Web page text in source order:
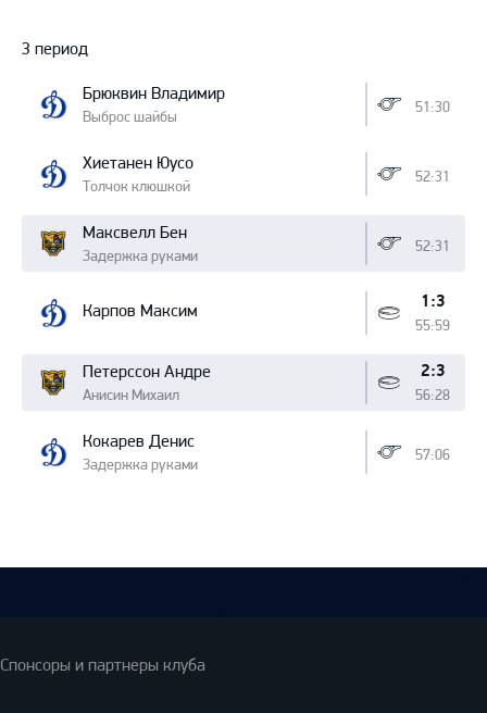
3 период
Брюквин Владимир
Выброс шайбы
51:30
Хиетанен Юусо
Толчок клюшкой
52:31
Максвелл Бен
Задержка руками
52:31
Карпов Максим 1:3
55:59
Петерссон Андре
Анисин Михаил
2:3
56:28
Кокарев Денис
Задержка руками
57:06
Спонсоры и партнеры клуба